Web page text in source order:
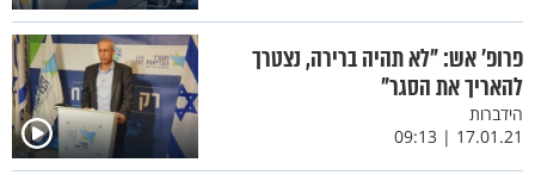
פרופ' אש: "לא תהיה ברירה, נצטרך
להאריך את הסגר"
הידברות
17.01.21 | 09:13